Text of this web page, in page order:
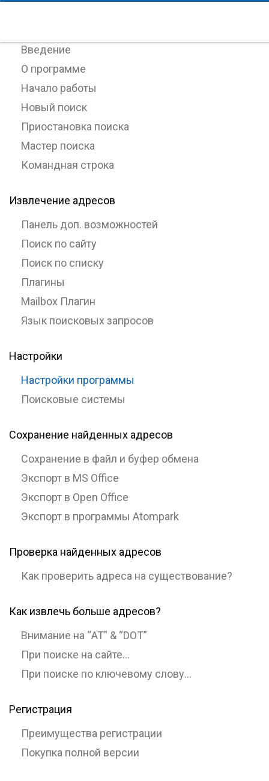
Введение
О программе
Начало работы
Новый поиск
Приостановка поиска
Мастер поиска
Командная строка
Извлечение адресов
Панель доп. возможностей
Поиск по сайту
Поиск по списку
Плагины
Mailbox Плагин
Язык поисковых запросов
Настройки
Настройки программы
Поисковые системы
Сохранение найденных адресов
Сохранение в файл и буфер обмена
Экспорт в MS Office
Экспорт в Open Office
Экспорт в программы Atompark
Проверка найденных адресов
Как проверить адреса на существование?
Как извлечь больше адресов?
Внимание на “AT” & “DOT”
При поиске на сайте…
При поиске по ключевому слову…
Регистрация
Преимущества регистрации
Покупка полной версии